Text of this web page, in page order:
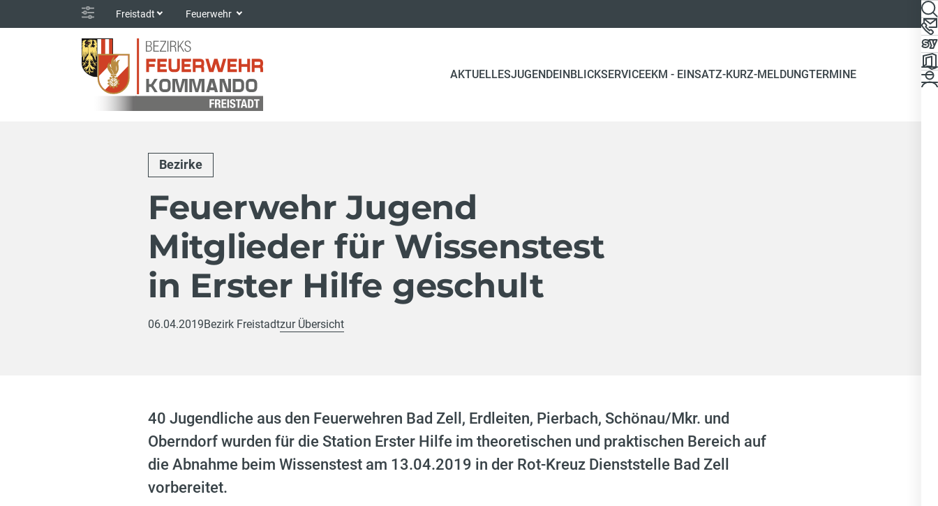
Freistadt Feuerwehr
AKTUELLES(CURRENT)
JUGENDEINBLICKSERVICEEKM - EINSATZ-KURZ-MELDUNGTERMINE
Bezirke
Feuerwehr Jugend
Mitglieder für Wissenstest
in Erster Hilfe geschult
06.04.2019Bezirk Freistadtzur Übersicht
40 Jugendliche aus den Feuerwehren Bad Zell, Erdleiten, Pierbach, Schönau/Mkr. und
Oberndorf wurden für die Station Erster Hilfe im theoretischen und praktischen Bereich auf
die Abnahme beim Wissenstest am 13.04.2019 in der Rot-Kreuz Dienststelle Bad Zell
vorbereitet.